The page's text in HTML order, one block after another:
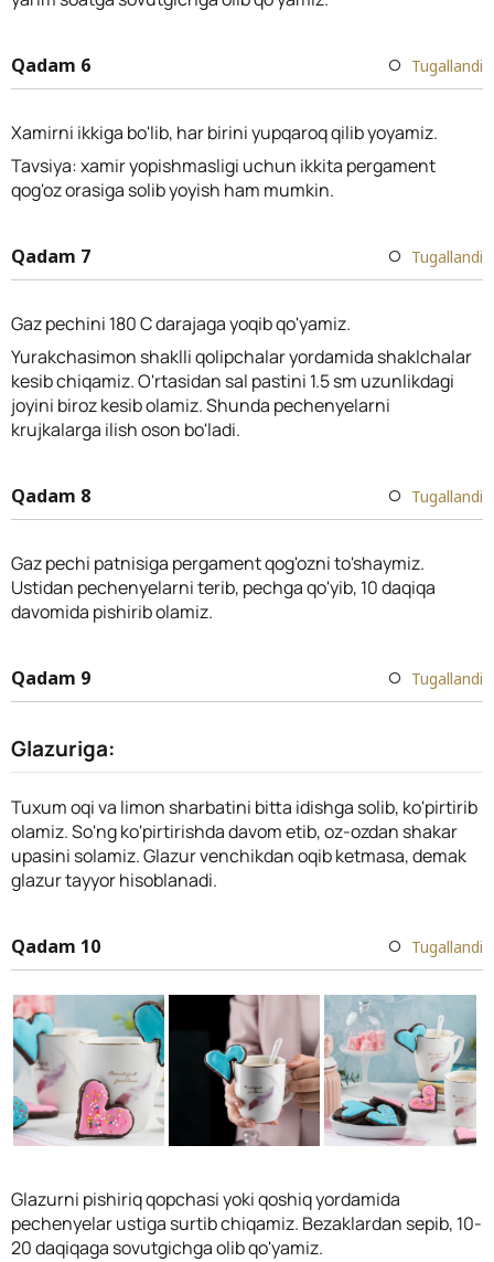
Qadam 6 Tugallandi
Xamirni ikkiga bo'lib, har birini yupqaroq qilib yoyamiz.
Tavsiya: xamir yopishmasligi uchun ikkita pergament
qog'oz orasiga solib yoyish ham mumkin.
Qadam 7 Tugallandi
Gaz pechini 180 C darajaga yoqib qo'yamiz.
Yurakchasimon shaklli qolipchalar yordamida shaklchalar
kesib chiqamiz. O'rtasidan sal pastini 1.5 sm uzunlikdagi
joyini biroz kesib olamiz. Shunda pechenyelarni
krujkalarga ilish oson bo'ladi.
Qadam 8 Tugallandi
Gaz pechi patnisiga pergament qog'ozni to'shaymiz.
Ustidan pechenyelarni terib, pechga qo'yib, 10 daqiqa
davomida pishirib olamiz.
Qadam 9 Tugallandi
Glazuriga:
Tuxum oqi va limon sharbatini bitta idishga solib, ko'pirtirib
olamiz. So'ng ko'pirtirishda davom etib, oz-ozdan shakar
upasini solamiz. Glazur venchikdan oqib ketmasa, demak
glazur tayyor hisoblanadi.
Qadam 10 Tugallandi
Glazurni pishiriq qopchasi yoki qoshiq yordamida
pechenyelar ustiga surtib chiqamiz. Bezaklardan sepib, 10-
20 daqiqaga sovutgichga olib qo'yamiz.